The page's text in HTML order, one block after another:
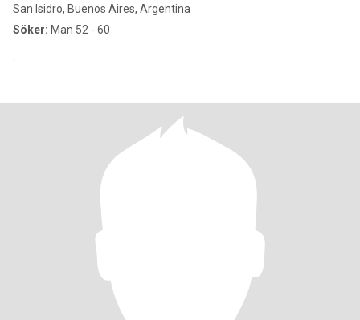
San Isidro, Buenos Aires, Argentina
Söker: Man 52 - 60